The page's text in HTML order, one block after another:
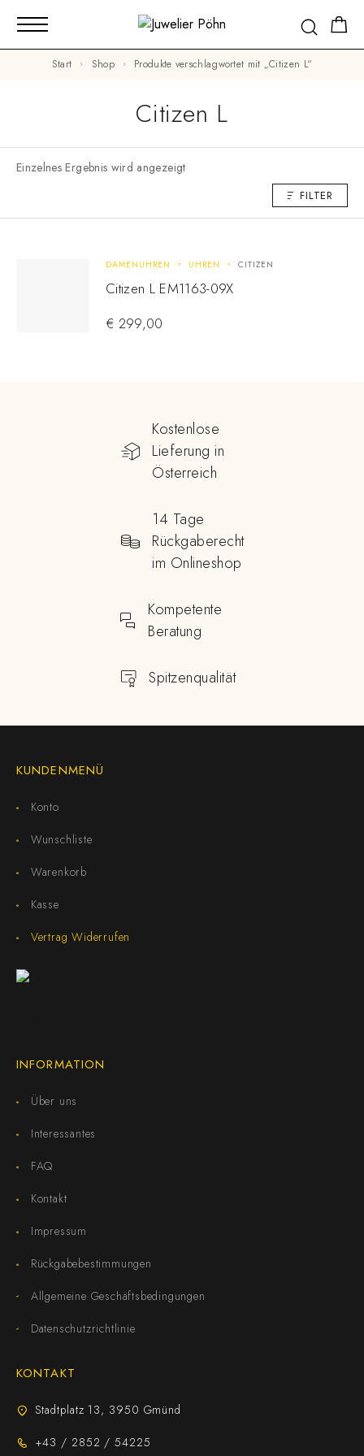
Start Shop Produkte verschlagwortet mit „Citizen L“
Citizen L
Einzelnes Ergebnis wird angezeigt
FILTER
DAMENUHREN UHREN CITIZEN
Citizen L EM1163-09X
€ 299,00
Kostenlose
Lieferung in
Österreich
14 Tage
Rückgaberecht
im Onlineshop
Kompetente
Beratung
Spitzenqualität
KUNDENMENÜ
Konto
Wunschliste
Warenkorb
Kasse
Vertrag Widerrufen
INFORMATION
Über uns
Interessantes
FAQ
Kontakt
Impressum
Rückgabebestimmungen
Allgemeine Geschäftsbedingungen
Datenschutzrichtlinie
KONTAKT
Stadtplatz 13, 3950 Gmünd
+43 / 2852 / 54225